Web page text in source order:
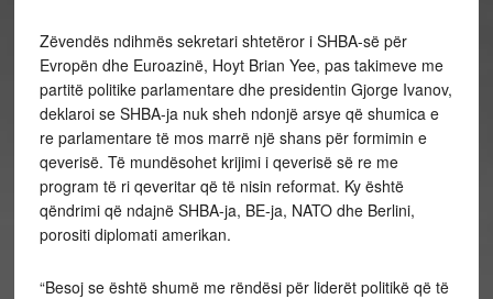
Zëvendës ndihmës sekretari shtetëror i SHBA-së për
Evropën dhe Euroazinë, Hoyt Brian Yee, pas takimeve me
partitë politike parlamentare dhe presidentin Gjorge Ivanov,
deklaroi se SHBA-ja nuk sheh ndonjë arsye që shumica e
re parlamentare të mos marrë një shans për formimin e
qeverisë. Të mundësohet krijimi i qeverisë së re me
program të ri qeveritar që të nisin reformat. Ky është
qëndrimi që ndajnë SHBA-ja, BE-ja, NATO dhe Berlini,
porositi diplomati amerikan.
“Besoj se është shumë me rëndësi për liderët politikë që të